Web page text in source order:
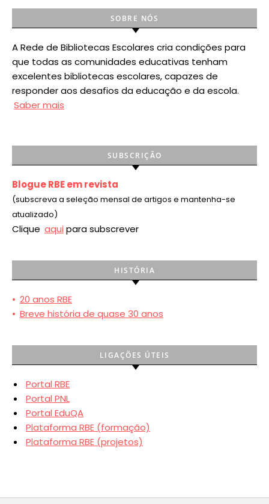
SOBRE NÓS
A Rede de Bibliotecas Escolares cria condições para
que todas as comunidades educativas tenham
excelentes bibliotecas escolares, capazes de
responder aos desafios da educação e da escola.
Saber mais
SUBSCRIÇÃO
Blogue RBE em revista
(subscreva a seleção mensal de artigos e mantenha-se
atualizado)
Clique aqui para subscrever
HISTÓRIA
• 20 anos RBE
• Breve história de quase 30 anos
LIGAÇÕES ÚTEIS
Portal RBE
Portal PNL
Portal EduQA
Plataforma RBE (formação)
Plataforma RBE (projetos)